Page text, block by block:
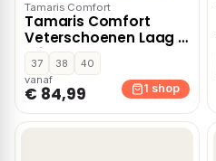
Tamaris Comfort
Tamaris Comfort
Veterschoenen Laag –
Wit
37 38
40
vanaf
€ 84,99 1 shop